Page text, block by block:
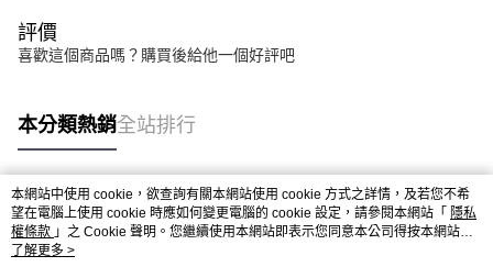
評價
喜歡這個商品嗎？購買後給他一個好評吧
本分類熱銷全站排行
熱門標籤
本網站中使用 cookie，欲查詢有關本網站使用 cookie 方式之詳情，及若您不希
望在電腦上使用 cookie 時應如何變更電腦的 cookie 設定，請參閱本網站「 隱私
權條款 」之 Cookie 聲明。您繼續使用本網站即表示您同意本公司得按本網站使
用條款之 Cookie 聲明使用 cookie。
了解更多 >